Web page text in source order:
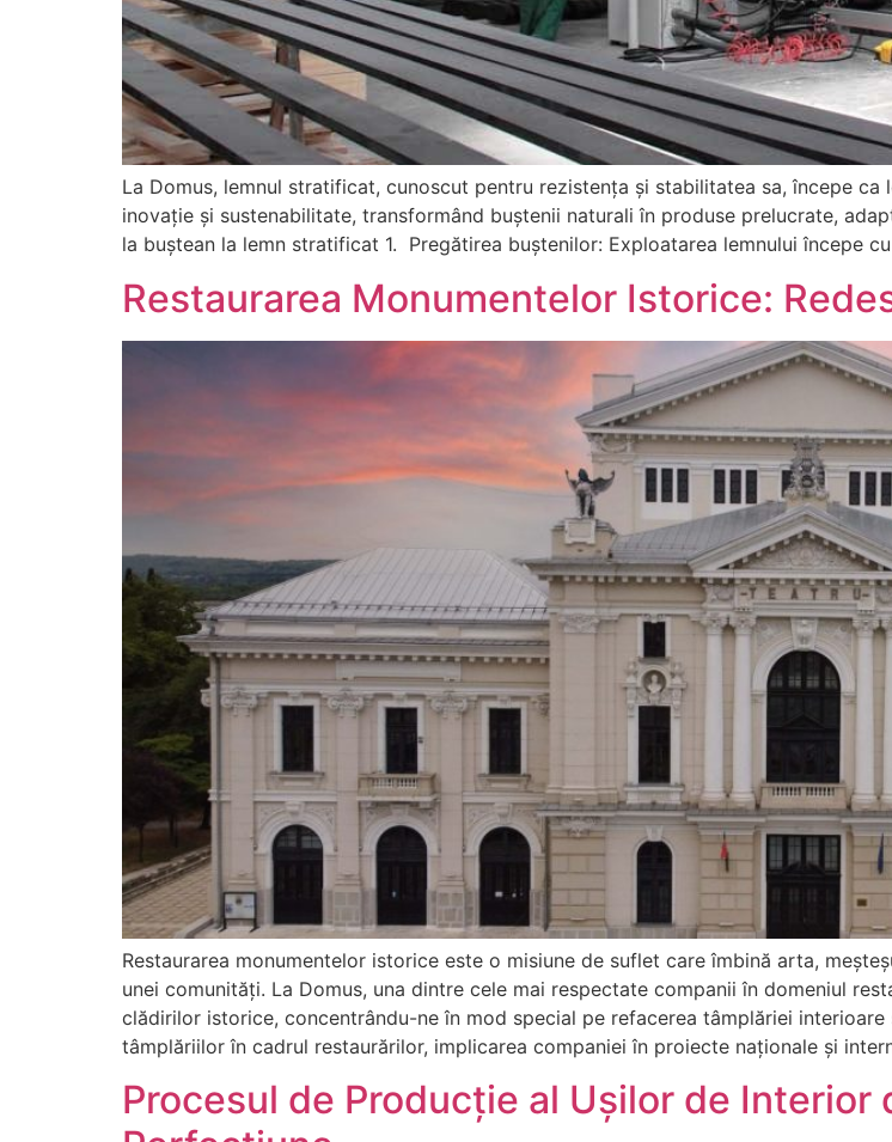
La Domus, lemnul stratificat, cunoscut pentru rezistența și stabilitatea sa, începe
inovație și sustenabilitate, transformând buștenii naturali în produse prelucrate,
la buștean la lemn stratificat 1. Pregătirea buștenilor: Exploatarea lemnului începe
Restaurarea Monumentelor Istorice:
Restaurarea monumentelor istorice este o misiune de suflet care îmbină arta,
unei comunități. La Domus, una dintre cele mai respectate companii în domeniul
clădirilor istorice, concentrându-ne în mod special pe refacerea tâmplăriei
tâmplăriilor în cadrul restaurărilor, implicarea companiei în proiecte naționale și
Procesul de Producție al Ușilor de Interior